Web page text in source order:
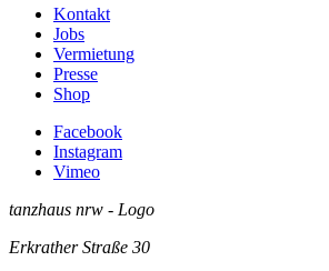
Kontakt
Jobs
Vermietung
Presse
Shop
Facebook
Instagram
Vimeo
tanzhaus nrw - Logo
Erkrather Straße 30